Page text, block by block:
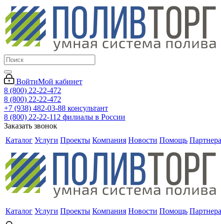
ВойтиМой кабинет
8 (800) 22-22-472
8 (800) 22-22-472
+7 (938) 482-03-88 консультант
8 (800) 22-22-112 филиалы в России
Заказать звонок
Каталог Услуги Проекты Компания Новости Помощь
Каталог Услуги Проекты Компания Новости Помощь